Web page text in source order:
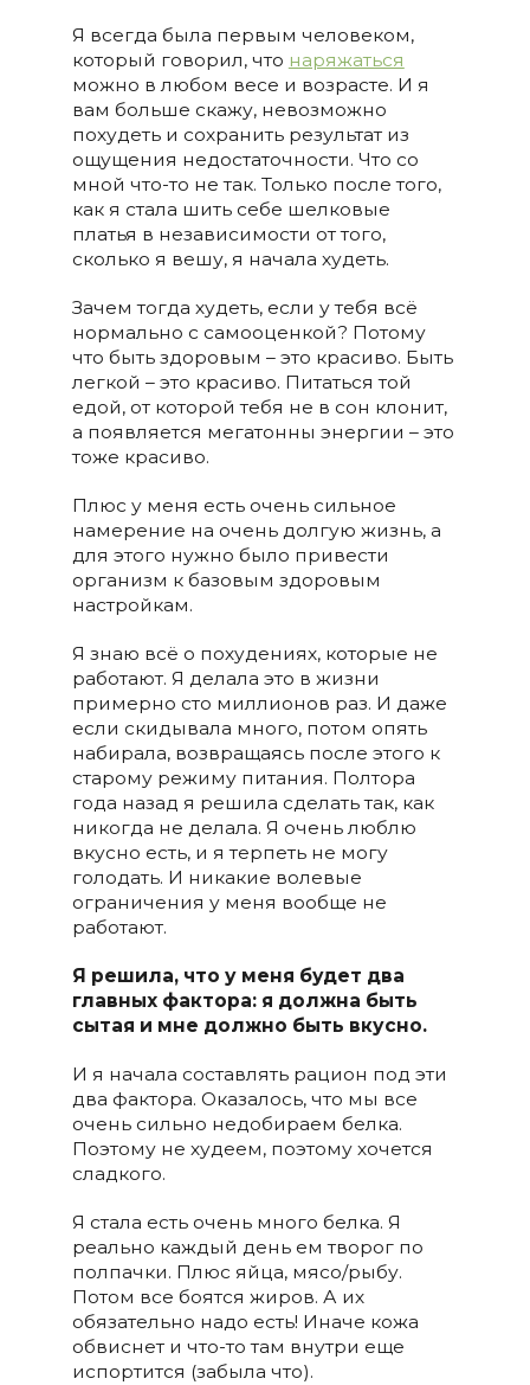
Я всегда была первым человеком,
который говорил, что наряжаться
можно в любом весе и возрасте. И я
вам больше скажу, невозможно
похудеть и сохранить результат из
ощущения недостаточности. Что со
мной что-то не так. Только после того,
как я стала шить себе шелковые
платья в независимости от того,
сколько я вешу, я начала худеть.
Зачем тогда худеть, если у тебя всё
нормально с самооценкой? Потому
что быть здоровым – это красиво. Быть
легкой – это красиво. Питаться той
едой, от которой тебя не в сон клонит,
а появляется мегатонны энергии – это
тоже красиво.
Плюс у меня есть очень сильное
намерение на очень долгую жизнь, а
для этого нужно было привести
организм к базовым здоровым
настройкам.
Я знаю всё о похудениях, которые не
работают. Я делала это в жизни
примерно сто миллионов раз. И даже
если скидывала много, потом опять
набирала, возвращаясь после этого к
старому режиму питания. Полтора
года назад я решила сделать так, как
никогда не делала. Я очень люблю
вкусно есть, и я терпеть не могу
голодать. И никакие волевые
ограничения у меня вообще не
работают.
Я решила, что у меня будет два
главных фактора: я должна быть
сытая и мне должно быть вкусно.
И я начала составлять рацион под эти
два фактора. Оказалось, что мы все
очень сильно недобираем белка.
Поэтому не худеем, поэтому хочется
сладкого.
Я стала есть очень много белка. Я
реально каждый день ем творог по
полпачки. Плюс яйца, мясо/рыбу.
Потом все боятся жиров. А их
обязательно надо есть! Иначе кожа
обвиснет и что-то там внутри еще
испортится (забыла что).